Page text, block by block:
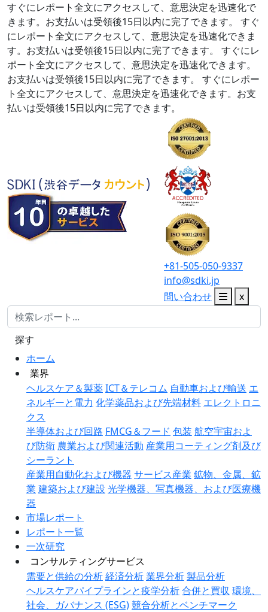
すぐにレポート全文にアクセスして、意思決定を迅速化で
きます。お支払いは受領後15日以内に完了できます。
すぐ
にレポート全文にアクセスして、意思決定を迅速化できま
す。お支払いは受領後15日以内に完了できます。
すぐにレ
ポート全文にアクセスして、意思決定を迅速化できます。
お支払いは受領後15日以内に完了できます。
すぐにレポー
ト全文にアクセスして、意思決定を迅速化できます。お支
払いは受領後15日以内に完了できます。
+81-505-050-9337
info@sdki.jp
問い合わせ
x
ホーム
業界
ヘルスケア＆製薬ICT＆テレコム 自動車および輸送 エ
ネルギーと電力 化学薬品および先端材料 エレクトロニ
クス
半導体および回路 FMCG＆フード 包装 航空宇宙およ
び防衛 農業および関連活動 産業用コーティング剤及び
シーラント
産業用自動化および機器 サービス産業 鉱物、金属、鉱
業 建築および建設 光学機器、写真機器、および医療機
器
市場レポート
レポート一覧
一次研究
コンサルティングサービス
需要と供給の分析経済分析業界分析製品分析
ヘルスケアパイプラインと疫学分析合併と買収 環境、
社会、ガバナンス (ESG)競合分析とベンチマーク
探す